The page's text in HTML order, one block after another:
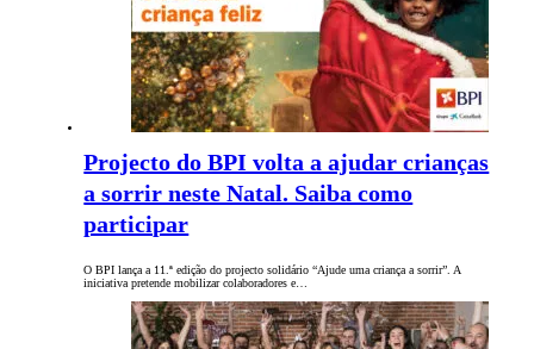
Projecto do BPI volta a ajudar crianças
a sorrir neste Natal. Saiba como
participar
O BPI lança a 11.ª edição do projecto solidário “Ajude uma criança a sorrir”. A
iniciativa pretende mobilizar colaboradores e…